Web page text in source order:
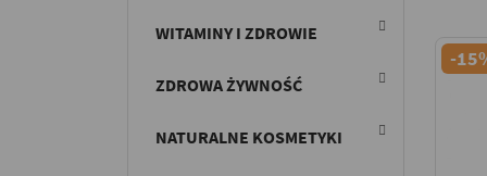
WITAMINY I ZDROWIE
ZDROWA ŻYWNOŚĆ
NATURALNE KOSMETYKI
-